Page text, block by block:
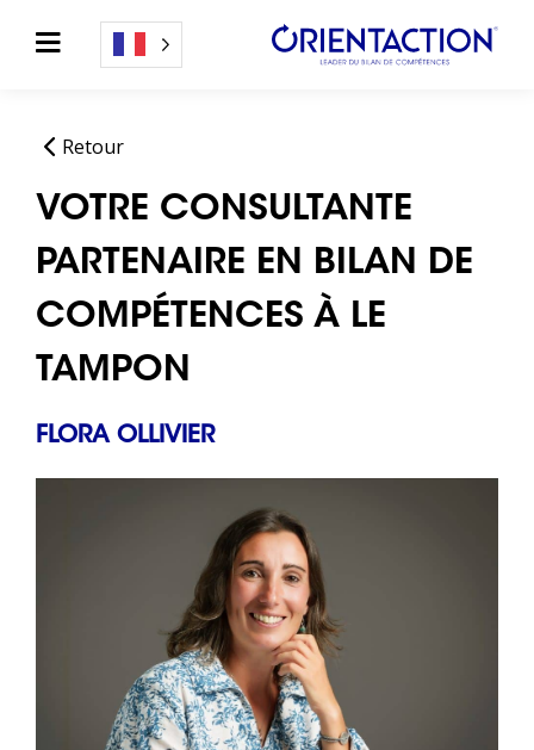
Retour
VOTRE CONSULTANTE
PARTENAIRE EN BILAN DE
COMPÉTENCES À LE
TAMPON
FLORA OLLIVIER